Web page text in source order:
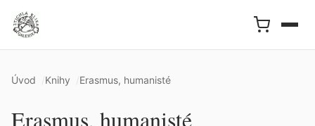
Úvod Knihy Erasmus, humanisté
Erasmus, humanisté